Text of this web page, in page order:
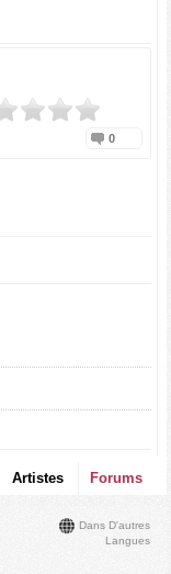
0
Artistes Forums
Dans D'autres
Langues